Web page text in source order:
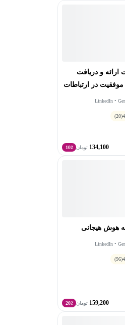
لازم برای ساخت تاب‌آوری را
ارائه و دریافت
موفقیت در ارتباطات
LinkedIn •
(20)
134,100 تومان 10٪
هوش هیجانی
LinkedIn •
(96)
159,200 تومان 20٪